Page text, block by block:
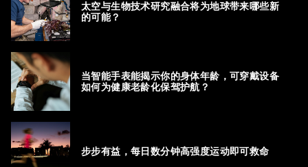
太空与生物技术研究融合将为地球带来哪些新
的可能？
当智能手表能揭示你的身体年龄，可穿戴设备
如何为健康老龄化保驾护航？
步步有益，每日数分钟高强度运动即可救命